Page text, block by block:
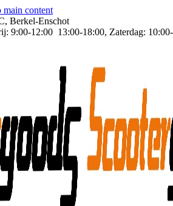
main content
Berkel-Enschot
9:00-12:00 13:00-18:00, Zaterdag: